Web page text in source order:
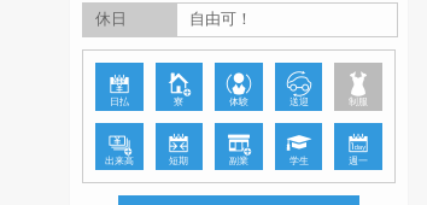
休日 自由可！
日払 寮 体験 送迎 制服
出来高 短期 副業 学生 週一